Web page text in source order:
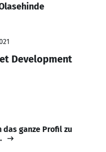
Development
das ganze Profil zu